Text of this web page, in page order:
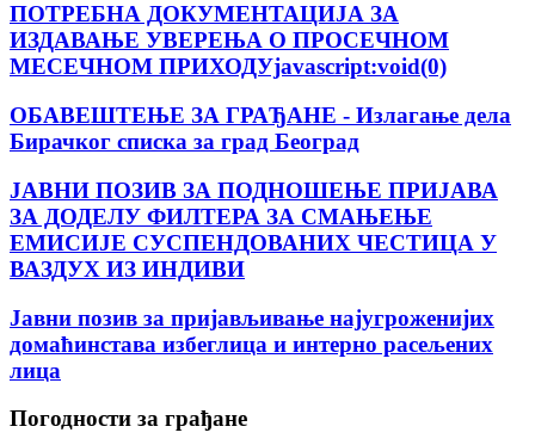
ПОТРЕБНА ДОКУМЕНТАЦИЈА ЗА
ИЗДАВАЊЕ УВЕРЕЊА О ПРОСЕЧНОМ
МЕСЕЧНОМ ПРИХОДУjavascript:void(0)
ОБАВЕШТЕЊЕ ЗА ГРАЂАНЕ - Излагање дела
Бирачког списка за град Београд
ЈАВНИ ПОЗИВ ЗА ПОДНОШЕЊЕ ПРИЈАВА
ЗА ДОДЕЛУ ФИЛТЕРА ЗА СМАЊЕЊЕ
ЕМИСИЈЕ СУСПЕНДОВАНИХ ЧЕСТИЦА У
ВАЗДУХ ИЗ ИНДИВИ
Јавни позив за пријављивање најугроженијих
домаћинстава избеглица и интерно расељених
лица
Погодности за грађане